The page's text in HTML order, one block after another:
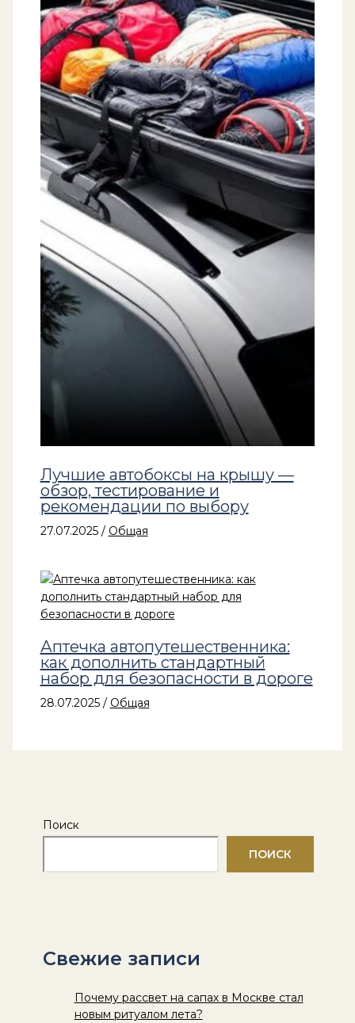
Лучшие автобоксы на крышу —
обзор, тестирование и
рекомендации по выбору
27.07.2025 / Общая
Аптечка автопутешественника:
как дополнить стандартный
набор для безопасности в дороге
28.07.2025 / Общая
Поиск
ПОИСК
Свежие записи
Почему рассвет на сапах в Москве стал
новым ритуалом лета?